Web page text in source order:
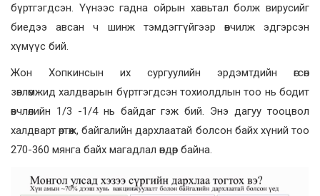
бүртгэгдсэн. Үүнээс гадна ойрын хавьтал болж вирусийг
биедээ авсан ч шинж тэмдэггүйгээр өвчилж эдгэрсэн
хүмүүс бий.
Жон Хопкинсын их сургуулийн эрдэмтдийн өгсөн
зөвлөмжид халдварын бүртгэгдсэн тохиолдлын тоо нь бодит
өвчлөлийн 1/3 -1/4 нь байдаг гэж бий. Энэ дагуу тооцвол
халдварт өртөж, байгалийн дархлаатай болсон байх хүний тоо
270-360 мянга байх магадлал өндөр байна.